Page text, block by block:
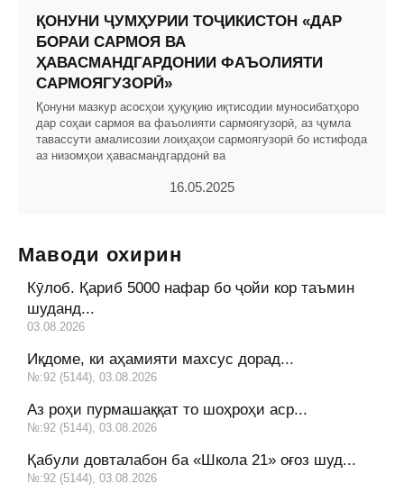
ҚОНУНИ ҶУМҲУРИИ ТОҶИКИСТОН «ДАР
БОРАИ САРМОЯ ВА
ҲАВАСМАНДГАРДОНИИ ФАЪОЛИЯТИ
САРМОЯГУЗОРӢ»
Қонуни мазкур асосҳои ҳуқуқию иқтисодии муносибатҳоро
дар соҳаи сармоя ва фаъолияти сармоягузорӣ, аз ҷумла
тавассути амалисозии лоиҳаҳои сармоягузорӣ бо истифода
аз низомҳои ҳавасмандгардонӣ ва
16.05.2025
Маводи охирин
Кӯлоб. Қариб 5000 нафар бо ҷойи кор таъмин
шуданд...
03.08.2026
Иқдоме, ки аҳамияти махсус дорад...
№:92 (5144), 03.08.2026
Аз роҳи пурмашаққат то шоҳроҳи аср...
№:92 (5144), 03.08.2026
Қабули довталабон ба «Школа 21» оғоз шуд...
№:92 (5144), 03.08.2026